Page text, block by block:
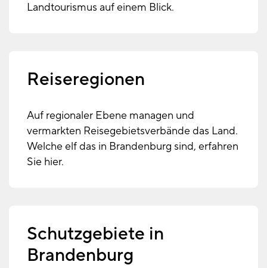
Landtourismus auf einem Blick.
Reiseregionen
Auf regionaler Ebene managen und
vermarkten Reisegebietsverbände das Land.
Welche elf das in Brandenburg sind, erfahren
Sie hier.
Schutzgebiete in
Brandenburg